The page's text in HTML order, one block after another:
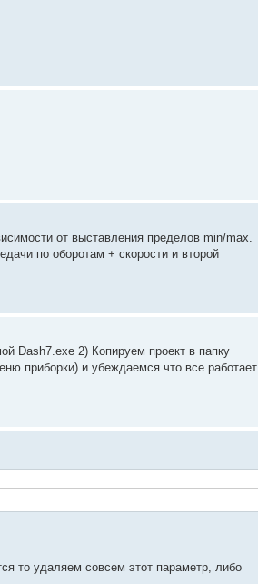
от выставления пределов min/max.
по оборотам + скорости и второй
Dash7.exe 2) Копируем проект в папку
приборки) и убеждаемся что все работает
то удаляем совсем этот параметр, либо